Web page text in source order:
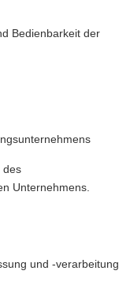
Bedienbarkeit der
des
Unternehmens.
und -verarbeitung